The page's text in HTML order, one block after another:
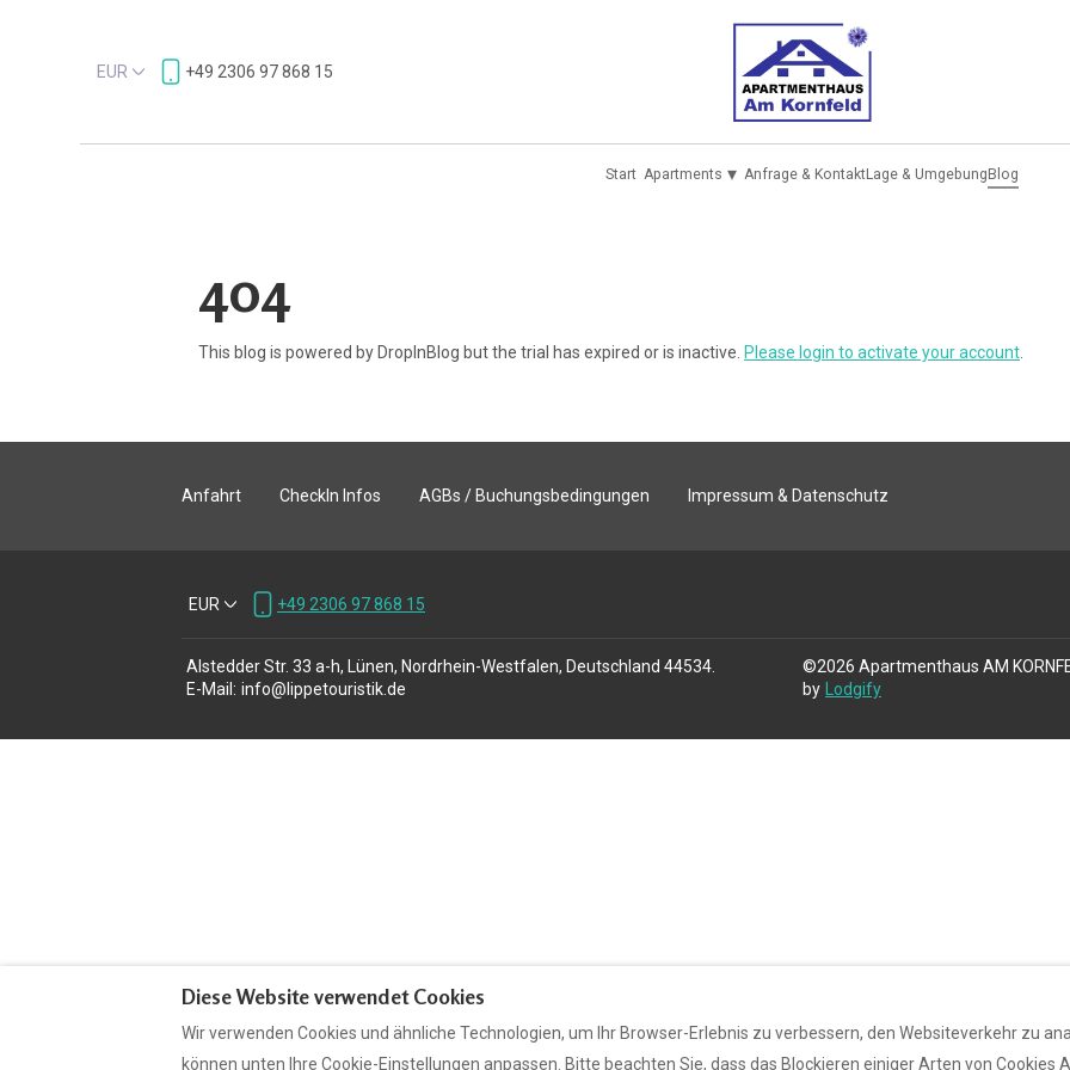
EUR +49 2306 97 868 15
Start Apartments ▾ Anfrage & KontaktLage & Umgebung Blog
404
This blog is powered by DropInBlog but the trial has expired or is inactive. Please login to activate your account
Anfahrt CheckIn Infos AGBs / Buchungsbedingungen Impressum & Datenschutz
EUR +49 2306 97 868 15
Alstedder Str. 33 a-h, Lünen, Nordrhein-Westfalen, Deutschland 44534
E-Mail : info@lippetouristik.de
©2026 Apartmenthaus AM
by
Lodgify
Diese Website verwendet Cookies
Wir verwenden Cookies und ähnliche Technologien, um Ihr Browser-Erlebnis zu verbessern, den Websiteverkehr zu
können unten Ihre Cookie-Einstellungen anpassen. Bitte beachten Sie, dass das Blockieren einiger Arten von Cookies